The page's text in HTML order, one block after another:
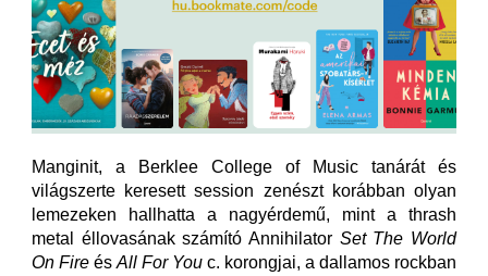
Manginit, a Berklee College of Music tanárát és
világszerte keresett session zenészt korábban olyan
lemezeken hallhatta a nagyérdemű, mint a thrash
metal éllovasának számító Annihilator Set The World
On Fire és All For You c. korongjai, a dallamos rockban